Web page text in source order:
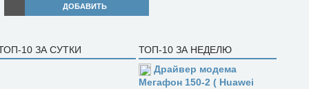
ДОБАВИТЬ
10 ЗА СУТКИ
ТОП-10 ЗА НЕДЕЛЮ
Драйвер модема
Мегафон 150-2 ( Huawei